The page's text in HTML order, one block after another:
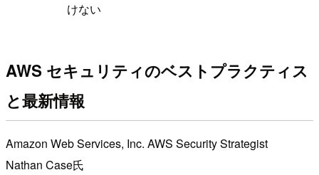
けない
AWS セキュリティのベストプラクティス
と最新情報
Amazon Web Services, Inc. AWS Security Strategist
Nathan Case氏